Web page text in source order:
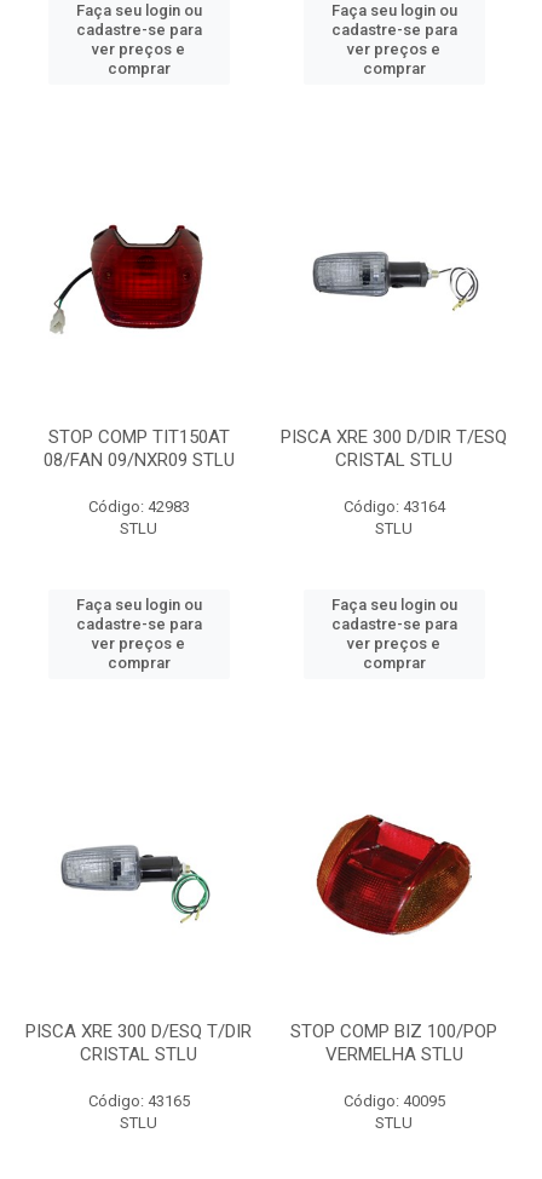
Faça seu login ou
cadastre-se para
ver preços e
comprar
Faça seu login ou
cadastre-se para
ver preços e
comprar
STOP COMP TIT150AT
08/FAN 09/NXR09 STLU
Código: 42983
STLU
Faça seu login ou
cadastre-se para
ver preços e
comprar
PISCA XRE 300 D/DIR T/ESQ
CRISTAL STLU
Código: 43164
STLU
Faça seu login ou
cadastre-se para
ver preços e
comprar
PISCA XRE 300 D/ESQ T/DIR
CRISTAL STLU
Código: 43165
STLU
STOP COMP BIZ 100/POP
VERMELHA STLU
Código: 40095
STLU